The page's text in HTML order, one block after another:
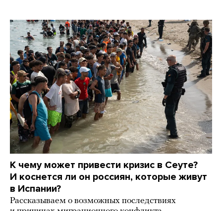
К чему может привести кризис в Сеуте?
И коснется ли он россиян, которые живут
в Испании?
Рассказываем о возможных последствиях